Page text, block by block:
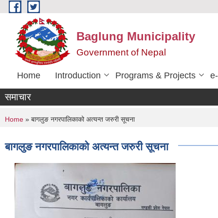
Skip to main content
Baglung Municipality
Government of Nepal
Home Introduction Programs & Projects
समाचार
You are here
Home » बागलुङ नगरपालिकाको अत्यन्त जरुरी सूचना
बागलुङ नगरपालिकाको अत्यन्त जरुरी सूचना